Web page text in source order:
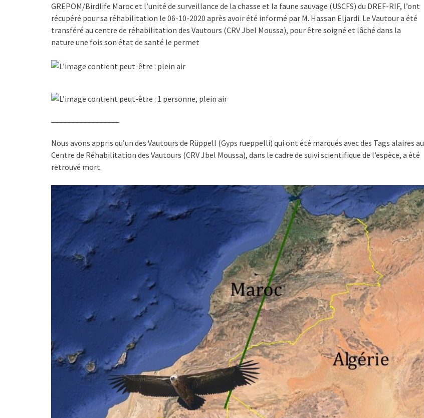
GREPOM/Birdlife Maroc et l’unité de surveillance de la chasse et la faune sauvage (USCFS) du DREF-RIF, l’ont
récupéré pour sa réhabilitation le 06-10-2020 après avoir été informé par M. Hassan Eljardi. Le Vautour a été
transféré au centre de réhabilitation des Vautours (CRV Jbel Moussa), pour être soigné et lâché dans la
nature une fois son état de santé le permet
Nous avons appris qu’un des Vautours de Rüppell (Gyps rueppelli) qui ont été marqués avec des Tags alaires au
Centre de Réhabilitation des Vautours (CRV Jbel Moussa), dans le cadre de suivi scientifique de l’espèce, a été
retrouvé mort.